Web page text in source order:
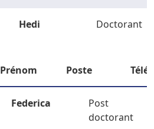
Hedi Doctorant
Prénom Poste
Federica
Post
doctorant